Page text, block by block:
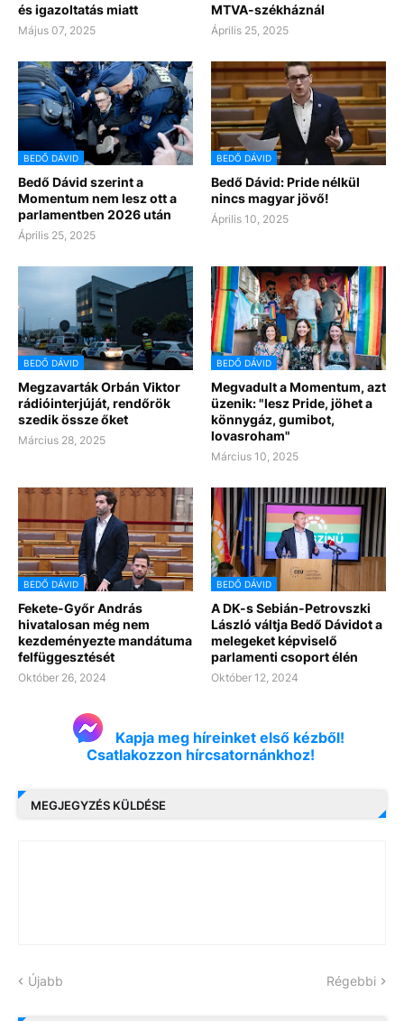
és igazoltatás miatt
Május 07, 2025
MTVA-székháznál
Április 25, 2025
BEDŐ DÁVID
Bedő Dávid szerint a
Momentum nem lesz ott a
parlamentben 2026 után
Április 25, 2025
BEDŐ DÁVID
Bedő Dávid: Pride nélkül
nincs magyar jövő!
Április 10, 2025
BEDŐ DÁVID
Megzavarták Orbán Viktor
rádióinterjúját, rendőrök
szedik össze őket
Március 28, 2025
BEDŐ DÁVID
Megvadult a Momentum, azt
üzenik: "lesz Pride, jöhet a
könnygáz, gumibot,
lovasroham"
Március 10, 2025
BEDŐ DÁVID
Fekete-Győr András
hivatalosan még nem
kezdeményezte mandátuma
felfüggesztését
Október 26, 2024
BEDŐ DÁVID
A DK-s Sebián-Petrovszki
László váltja Bedő Dávidot a
melegeket képviselő
parlamenti csoport élén
Október 12, 2024
Kapja meg híreinket első kézből!
Csatlakozzon hírcsatornánkhoz!
MEGJEGYZÉS KÜLDÉSE
Újabb Régebbi